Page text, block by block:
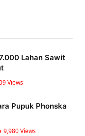
Lahan Sawit
Views
Pupuk Phonska
9,980Views